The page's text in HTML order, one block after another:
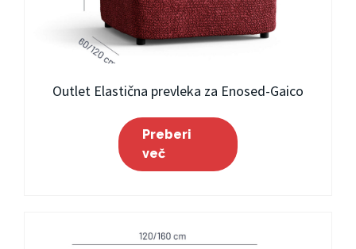
Outlet Elastična prevleka za Enosed-Gaico
Preberi
več